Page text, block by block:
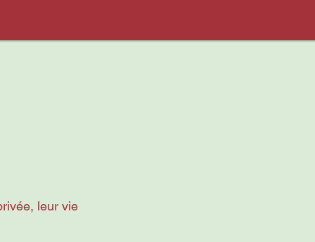
leur vie